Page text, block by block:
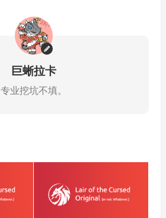
巨蜥拉卡
专业挖坑不填。